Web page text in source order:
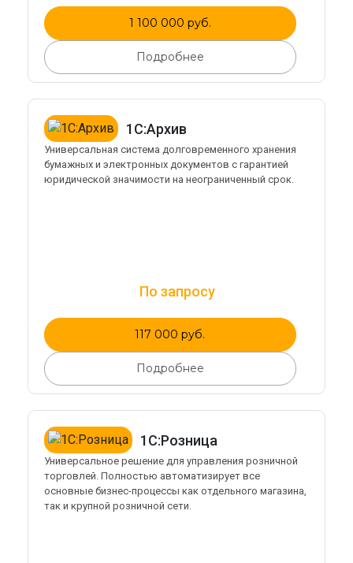
1 100 000 руб.
Подробнее
1С:Архив
Универсальная система долговременного хранения
бумажных и электронных документов с гарантией
юридической значимости на неограниченный срок.
По запросу
117 000 руб.
Подробнее
1С:Розница
Универсальное решение для управления розничной
торговлей. Полностью автоматизирует все
основные бизнес-процессы как отдельного магазина,
так и крупной розничной сети.